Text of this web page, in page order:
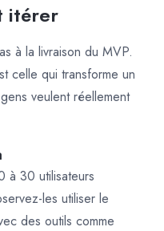
itérer
à la livraison du MVP.
celle qui transforme un
veulent réellement
à 30 utilisateurs
les utiliser le
des outils comme